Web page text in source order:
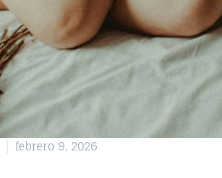
febrero 9, 2026